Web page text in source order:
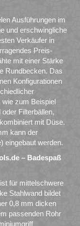
Ausführungen im
und erschwingliche
Verkäufer in
Preis-
mit einer Stärke
Rundbecken. Das
Konfigurationen
zum Beispiel
Filterbällen,
mit Düse.
kann der
eingebaut werden.
– Badespaß
für mittelschwere
Stahlwand bildet
0,8 mm dicken
passenden Rohr